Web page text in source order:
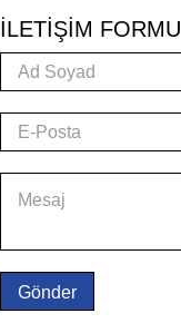
İLETİŞİM FORMU